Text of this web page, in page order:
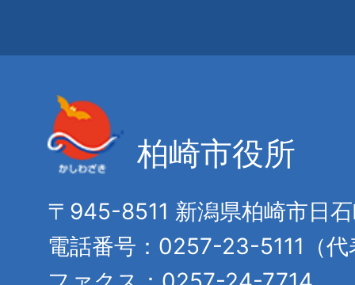
柏崎市役所
〒945-8511 新潟県柏崎市日
電話番号：0257-23-5111（代